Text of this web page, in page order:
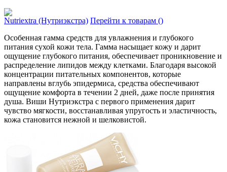
Nutriextra (Нутриэкстра) Перейти к товарам ()
Особенная гамма средств для увлажнения и глубокого
питания сухой кожи тела. Гамма насыщает кожу и дарит
ощущение глубокого питания, обеспечивает проникновение и
распределение липидов между клетками. Благодаря высокой
концентрации питательных компонентов, которые
направлены вглубь эпидермиса, средства обеспечивают
ощущение комфорта в течении 2 дней, даже после принятия
душа. Виши Нутриэкстра с первого применения дарит
чувство мягкости, восстанавливая упругость и эластичность,
кожа становится нежной и шелковистой.